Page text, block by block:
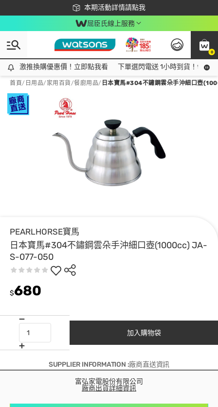
本期活動詳情請點我
下載app最高回饋$350
屈臣氏線上服務
0
激推換購優惠價！立即點我看
激推換購優惠價！立即點我看 下單選閃電送 1小時到貨！領神
首頁/ 日用品/ 家用百貨/餐廚用品/ 日本寶馬#304不鏽鋼雲朵手沖細口壺
PEARLHORSE寶馬
日本寶馬#304不鏽鋼雲朵手沖細口壺(1000cc) JA-
S-077-050
$680
加入購物袋
SUPPLIER INFORMATION :廠商直送資訊
富弘家電股份有限公司
廠商出貨詳細資訊